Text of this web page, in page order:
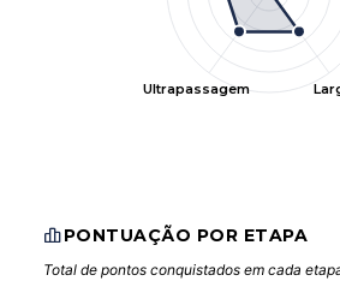
Ultrapassagem
PONTUAÇÃO POR ETAPA
Total de pontos conquistados em cada